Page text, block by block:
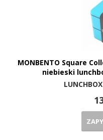
MONBENTO Square
niebieski